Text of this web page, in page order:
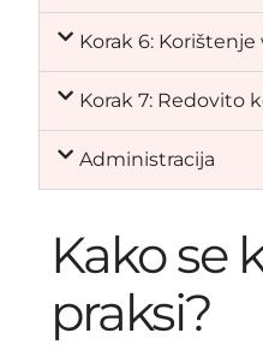
Korak 6:
Korak 7: Redovito
Administracija
Kako se
praksi?